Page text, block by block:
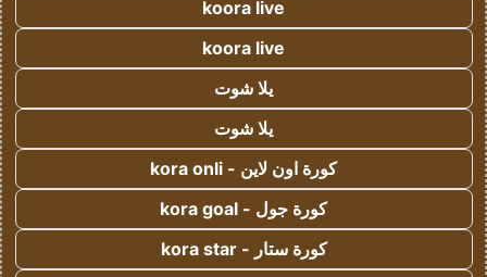
koora live
koora live
يلا شوت
يلا شوت
كورة اون لاين - kora onli
كورة جول - kora goal
كورة ستار - kora star